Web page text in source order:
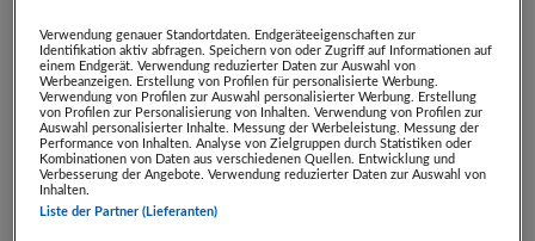
abgeben.
ARTIKEL BEOBACHTEN
Zuschlag ab:
Verwendung genauer Standortdaten. Endgeräteeigenschaften zur
Identifikation aktiv abfragen. Speichern von oder Zugriff auf Informationen auf
einem Endgerät. Verwendung reduzierter Daten zur Auswahl von
Werbeanzeigen. Erstellung von Profilen für personalisierte Werbung.
Verwendung von Profilen zur Auswahl personalisierter Werbung. Erstellung
von Profilen zur Personalisierung von Inhalten. Verwendung von Profilen zur
Auswahl personalisierter Inhalte. Messung der Werbeleistung. Messung der
Performance von Inhalten. Analyse von Zielgruppen durch Statistiken oder
Kombinationen von Daten aus verschiedenen Quellen. Entwicklung und
Verbesserung der Angebote. Verwendung reduzierter Daten zur Auswahl von
Inhalten.
Liste der Partner (Lieferanten)